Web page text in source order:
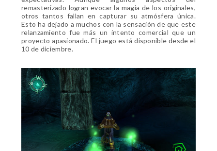
remasterizado logran evocar la magia de los originales,
otros tantos fallan en capturar su atmósfera única.
Esto ha dejado a muchos con la sensación de que este
relanzamiento fue más un intento comercial que un
proyecto apasionado. El juego está disponible desde el
10 de diciembre.